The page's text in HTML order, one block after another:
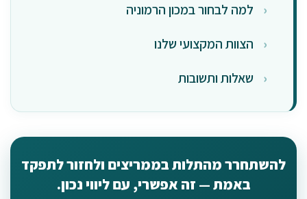
למה לבחור במכון הרמוניה
הצוות המקצועי שלנו
שאלות ותשובות
להשתחרר מהתלות בממריצים ולחזור לתפקד
באמת — זה אפשרי, עם ליווי נכון.